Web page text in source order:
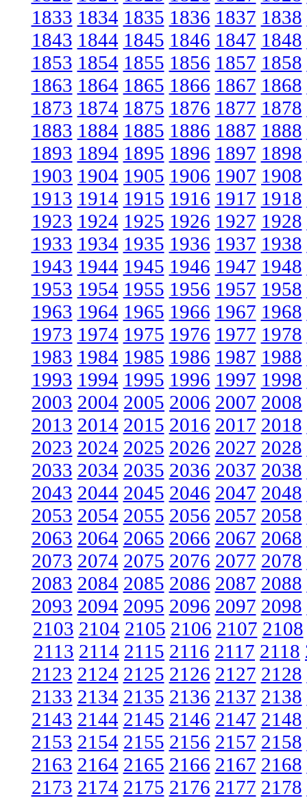
1833 1834 1835 1836 1837 1838
1843 1844 1845 1846 1847 1848
1853 1854 1855 1856 1857 1858
1863 1864 1865 1866 1867 1868
1873 1874 1875 1876 1877 1878
1883 1884 1885 1886 1887 1888
1893 1894 1895 1896 1897 1898
1903 1904 1905 1906 1907 1908
1913 1914 1915 1916 1917 1918
1923 1924 1925 1926 1927 1928
1933 1934 1935 1936 1937 1938
1943 1944 1945 1946 1947 1948
1953 1954 1955 1956 1957 1958
1963 1964 1965 1966 1967 1968
1973 1974 1975 1976 1977 1978
1983 1984 1985 1986 1987 1988
1993 1994 1995 1996 1997 1998
2003 2004 2005 2006 2007 2008
2013 2014 2015 2016 2017 2018
2023 2024 2025 2026 2027 2028
2033 2034 2035 2036 2037 2038
2043 2044 2045 2046 2047 2048
2053 2054 2055 2056 2057 2058
2063 2064 2065 2066 2067 2068
2073 2074 2075 2076 2077 2078
2083 2084 2085 2086 2087 2088
2093 2094 2095 2096 2097 2098
2103 2104 2105 2106 2107 2108
2113 2114 2115 2116 2117 2118
2123 2124 2125 2126 2127 2128
2133 2134 2135 2136 2137 2138
2143 2144 2145 2146 2147 2148
2153 2154 2155 2156 2157 2158
2163 2164 2165 2166 2167 2168
2173 2174 2175 2176 2177 2178